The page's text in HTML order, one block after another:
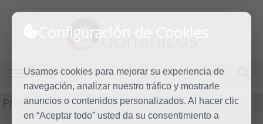
Configuración de Cookies
Usamos cookies para mejorar su experiencia de
navegación, analizar nuestro tráfico y mostrarle
anuncios o contenidos personalizados. Al hacer clic
en “Aceptar todo” usted da su consentimiento a
dominicos
MENÚ
Predicación